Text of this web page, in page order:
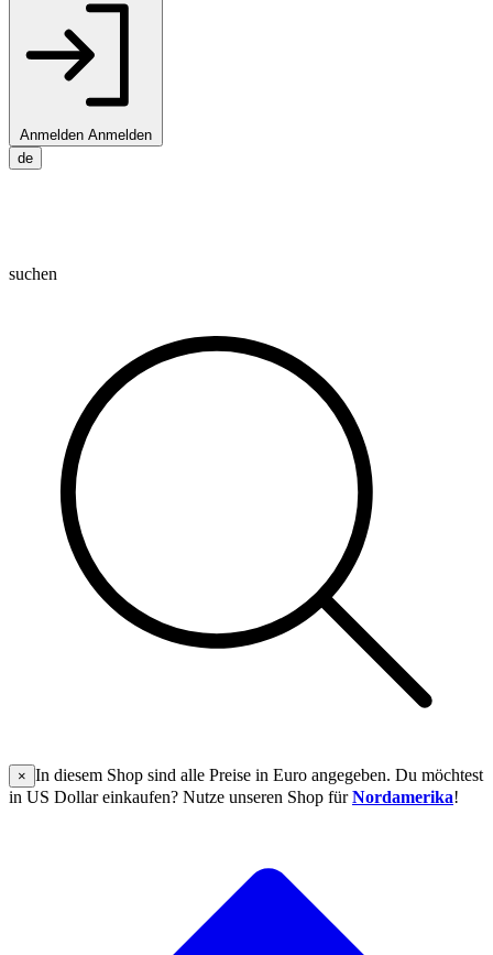
Anmelden Anmelden
de
suchen
× In diesem Shop sind alle Preise in Euro angegeben. Du möchtest
in US Dollar einkaufen? Nutze unseren Shop fürNordamerika!